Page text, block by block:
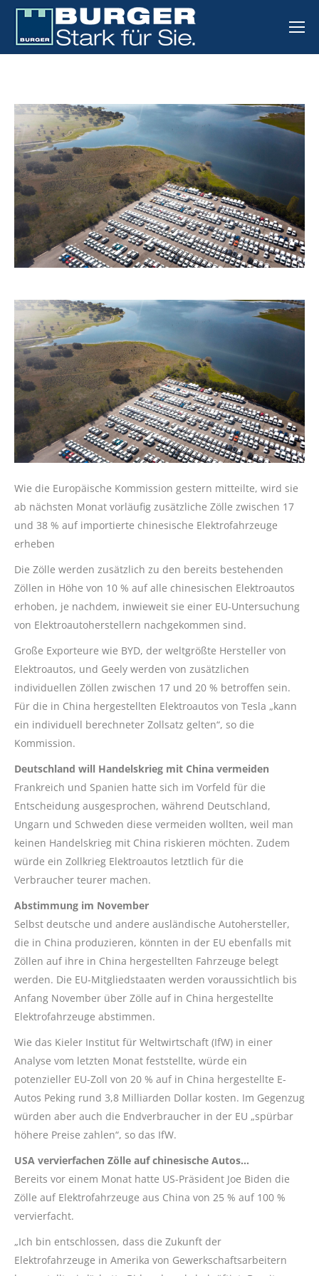
Wie die Europäische Kommission gestern mitteilte, wird sie
ab nächsten Monat vorläufig zusätzliche Zölle zwischen 17
und 38 % auf importierte chinesische Elektrofahrzeuge
erheben
Die Zölle werden zusätzlich zu den bereits bestehenden
Zöllen in Höhe von 10 % auf alle chinesischen Elektroautos
erhoben, je nachdem, inwieweit sie einer EU-Untersuchung
von Elektroautoherstellern nachgekommen sind.
Große Exporteure wie BYD, der weltgrößte Hersteller von
Elektroautos, und Geely werden von zusätzlichen
individuellen Zöllen zwischen 17 und 20 % betroffen sein.
Für die in China hergestellten Elektroautos von Tesla „kann
ein individuell berechneter Zollsatz gelten“, so die
Kommission.
Deutschland will Handelskrieg mit China vermeiden
Frankreich und Spanien hatte sich im Vorfeld für die
Entscheidung ausgesprochen, während Deutschland,
Ungarn und Schweden diese vermeiden wollten, weil man
keinen Handelskrieg mit China riskieren möchten. Zudem
würde ein Zollkrieg Elektroautos letztlich für die
Verbraucher teurer machen.
Abstimmung im November
Selbst deutsche und andere ausländische Autohersteller,
die in China produzieren, könnten in der EU ebenfalls mit
Zöllen auf ihre in China hergestellten Fahrzeuge belegt
werden. Die EU-Mitgliedstaaten werden voraussichtlich bis
Anfang November über Zölle auf in China hergestellte
Elektrofahrzeuge abstimmen.
Wie das Kieler Institut für Weltwirtschaft (IfW) in einer
Analyse vom letzten Monat feststellte, würde ein
potenzieller EU-Zoll von 20 % auf in China hergestellte E-
Autos Peking rund 3,8 Milliarden Dollar kosten. Im Gegenzug
würden aber auch die Endverbraucher in der EU „spürbar
höhere Preise zahlen“, so das IfW.
USA vervierfachen Zölle auf chinesische Autos…
Bereits vor einem Monat hatte US-Präsident Joe Biden die
Zölle auf Elektrofahrzeuge aus China von 25 % auf 100 %
vervierfacht.
„Ich bin entschlossen, dass die Zukunft der
Elektrofahrzeuge in Amerika von Gewerkschaftsarbeitern